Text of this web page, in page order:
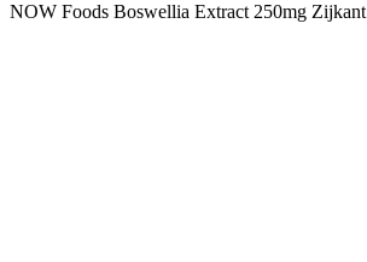
NOW Foods Boswellia Extract 250mg Zijkant